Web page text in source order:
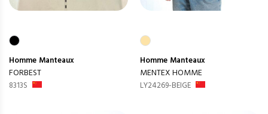
Homme Manteaux
FORBEST
8313S
Homme Manteaux
MENTEX HOMME
LY24269-BEIGE